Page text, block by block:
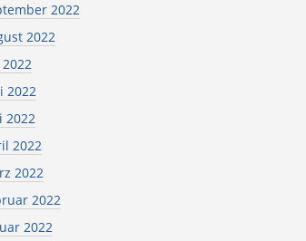
2022
2022
2022
2022
2022
2022
2022
2022
2022